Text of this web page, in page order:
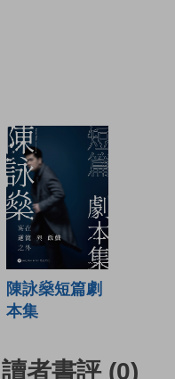
陳詠燊短篇劇
本集
讀者書評 (0)